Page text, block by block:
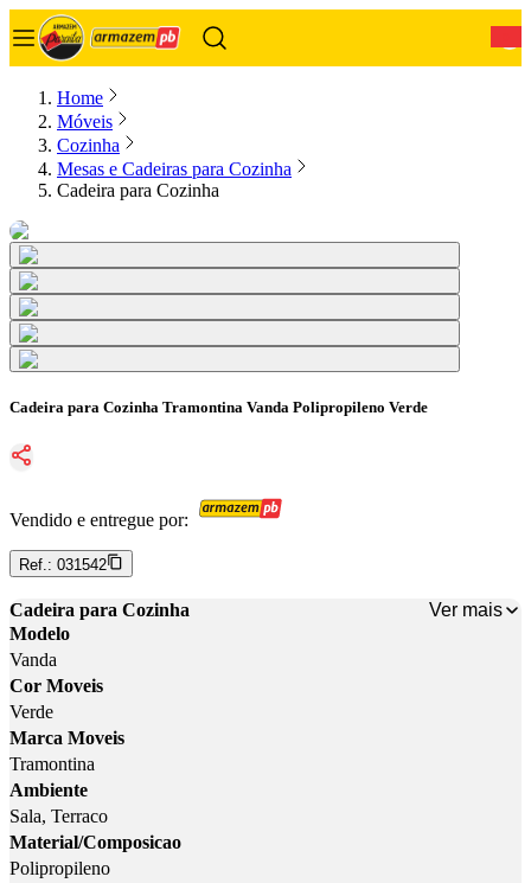
Home
Móveis
Cozinha
Mesas e Cadeiras para Cozinha
Cadeira para Cozinha
Cadeira para Cozinha Tramontina Vanda Polipropileno Verde
Vendido e entregue por:
Ref.: 031542
Cadeira para Cozinha
Ver mais
Modelo
Vanda
Cor Moveis
Verde
Marca Moveis
Tramontina
Ambiente
Sala, Terraco
Material/Composicao
Polipropileno